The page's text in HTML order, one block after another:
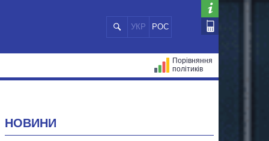
УКР РОС
Порівняння
політиків
НОВИНИ